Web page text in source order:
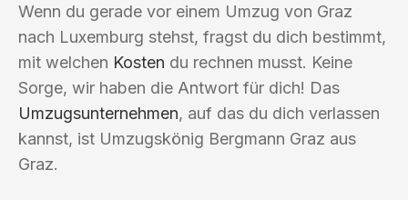
Wenn du gerade vor einem Umzug von Graz
nach Luxemburg stehst, fragst du dich bestimmt,
mit welchen Kosten du rechnen musst. Keine
Sorge, wir haben die Antwort für dich! Das
Umzugsunternehmen, auf das du dich verlassen
kannst, ist Umzugskönig Bergmann Graz aus
Graz.